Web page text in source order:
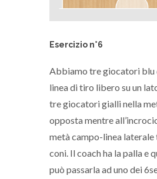
Esercizio n°6
Abbiamo tre giocatori blu
linea di tiro libero su un
tre giocatori gialli nella
opposta mentre
metà campo-linea
coni. Il coach ha la palla e
può passarla ad uno dei